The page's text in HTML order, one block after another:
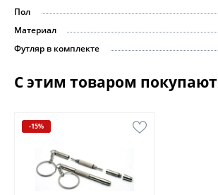
Пол
Материал
Футляр в комплекте
С этим товаром покупают
-15%